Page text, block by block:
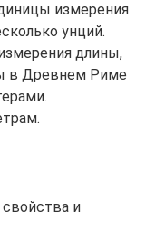
измерения
унций.
длины,
в Древнем Риме
и